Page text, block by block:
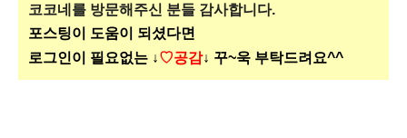
코코네를 방문해주신 분들 감사합니다.
포스팅이 도움이 되셨다면
로그인이 필요없는 ↓♡공감↓ 꾸~욱 부탁드려요^^